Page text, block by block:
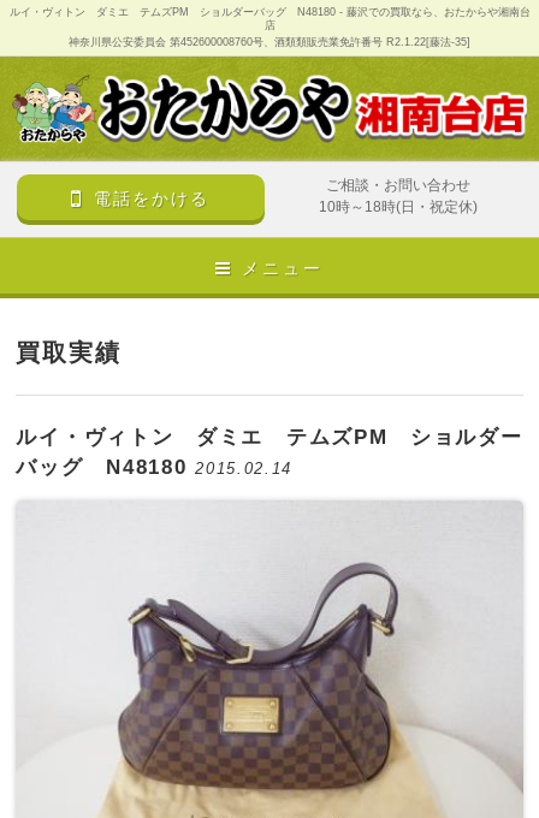
ルイ・ヴィトン ダミエ テムズPM ショルダーバッグ N48180 - 藤沢での買取なら、おたからや湘南台
店
神奈川県公安委員会 第452600008760号、酒類類販売業免許番号 R2.1.22[藤法-35]
電話をかける
ご相談・お問い合わせ
10時～18時(日・祝定休)
メニュー
買取実績
ルイ・ヴィトン ダミエ テムズPM ショルダー
バッグ N481802015.02.14